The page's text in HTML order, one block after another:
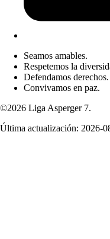
Seamos amables.
Respetemos la
Defendamos derechos.
Convivamos en paz.
©2026 Liga Asperger 7.
Última actualización: 2026-